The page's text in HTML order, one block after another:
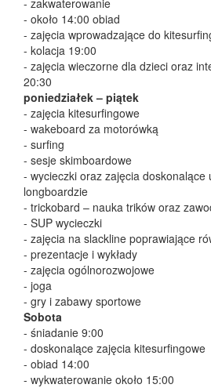
- około 14:00 obiad
- zajęcia wprowadzające do
- kolacja 19:00
- zajęcia wieczorne dla dzieci oraz
20:30
poniedziałek – piątek
- zajęcia kitesurfingowe
​- wakeboard za motorówką
​- surfing
- sesje skimboardowe
- wycieczki oraz zajęcia doskonalące
longboardzie
- trickobard – nauka trików oraz
- SUP wycieczki
- zajęcia na slackline poprawiające
- prezentacje i wykłady
- zajęcia ogólnorozwojowe
- joga
- gry i zabawy sportowe
Sobota
- śniadanie 9:00
- doskonalące zajęcia kitesurfingowe
- obiad 14:00
- wykwaterowanie około 15:00